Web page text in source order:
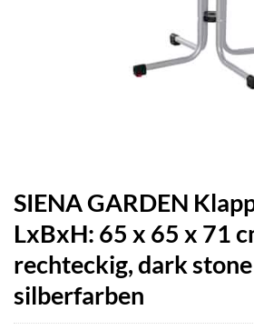
SIENA GARDEN
LxBxH: 65 x 65 x 71
rechteckig, dark
silberfarben